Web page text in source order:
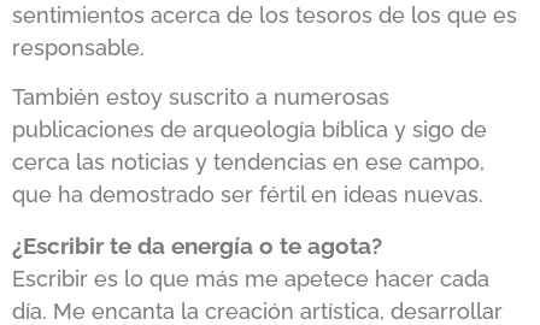
sentimientos acerca de los tesoros de los que es
responsable.
También estoy suscrito a numerosas
publicaciones de arqueología bíblica y sigo de
cerca las noticias y tendencias en ese campo,
que ha demostrado ser fértil en ideas nuevas.
¿Escribir te da energía o te agota?
Escribir es lo que más me apetece hacer cada
día. Me encanta la creación artística, desarrollar